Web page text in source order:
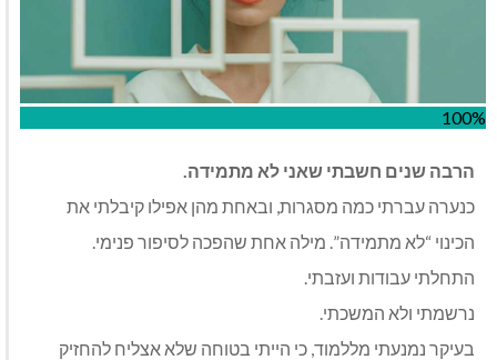
100%
הרבה שנים חשבתי שאני לא מתמידה.
כנערה עברתי כמה מסגרות, ובאחת מהן אפילו קיבלתי את
הכינוי “לא מתמידה”. מילה אחת שהפכה לסיפור פנימי.
התחלתי עבודות ועזבתי.
נרשמתי ולא המשכתי.
בעיקר נמנעתי מללמוד, כי הייתי בטוחה שלא אצליח להחזיק